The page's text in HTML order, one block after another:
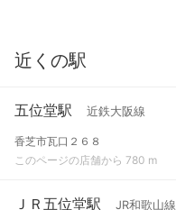
近くの駅
五位堂駅 近鉄大阪線
香芝市瓦口２６８
このページの店舗から 780 m
ＪＲ五位堂駅 JR和歌山線